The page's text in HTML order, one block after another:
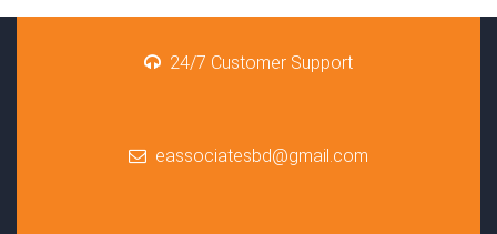
24/7 Customer Support
eassociatesbd@gmail.com